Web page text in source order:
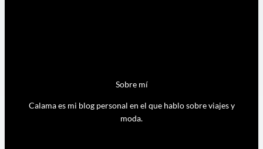
Sobre mí
Calama es mi blog personal en el que hablo sobre viajes y
moda.